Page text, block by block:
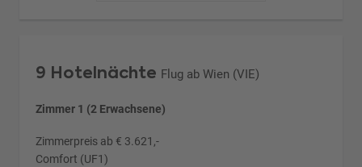
9 Hotelnächte Flug ab Wien (VIE)
Zimmer 1 (2 Erwachsene)
Zimmerpreis ab € 3.621,-
Comfort (UF1)